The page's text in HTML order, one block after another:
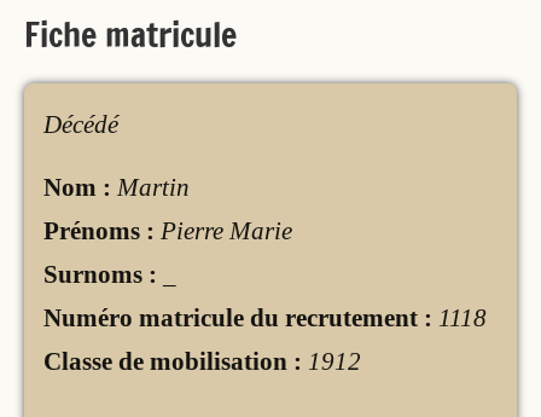
Fiche matricule
Décédé
Nom : Martin
Prénoms : Pierre Marie
Surnoms :
Numéro matricule du recrutement : 1118
Classe de mobilisation : 1912